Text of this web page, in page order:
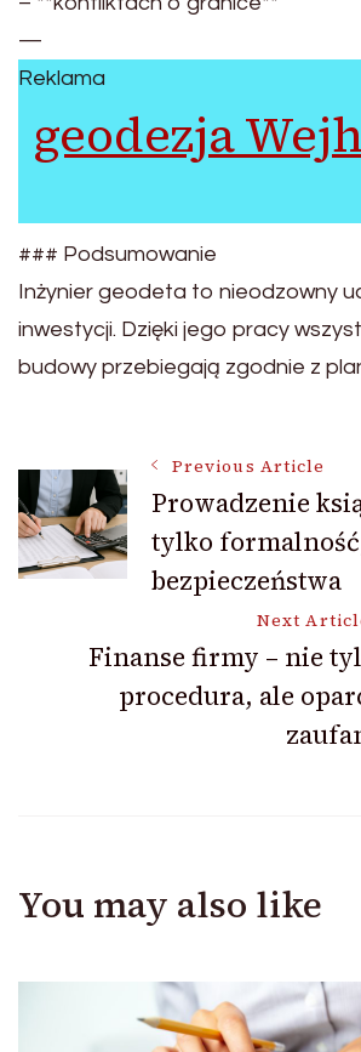
—
Reklama
geodezja
### Podsumowanie
Inżynier geodeta to nieodzowny
inwestycji. Dzięki jego pracy
budowy przebiegają zgodnie z
Post
Navigation
Previous Article
Prowadzenie
tylko
bezpieczeństwa
Next
Finanse firmy – nie
procedura, ale
You may also like